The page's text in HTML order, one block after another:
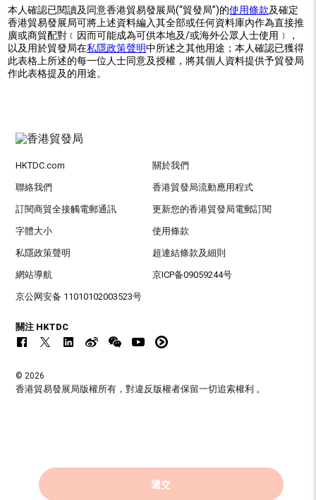
本人確認已閱讀及同意香港貿易發展局(“貿發局”)的使用條款及確定
香港貿易發展局可將上述資料編入其全部或任何資料庫內作為直接推
廣或商貿配對﹝因而可能成為可供本地及/或海外公眾人士使用﹞，
以及用於貿發局在私隱政策聲明中所述之其他用途；本人確認已獲得
此表格上所述的每一位人士同意及授權，將其個人資料提供予貿發局
作此表格提及的用途。
遞交
HKTDC.com 關於我們
聯絡我們 香港貿發局流動應用程式
訂閱商貿全接觸電郵通訊 更新您的香港貿發局電郵訂閱
字體大小 使用條款
私隱政策聲明 超連結條款及細則
網站導航 京ICP备09059244号
京公网安备 11010102003523号
關注 HKTDC
© 2026
香港貿易發展局版權所有，對違反版權者保留一切追索權利 。